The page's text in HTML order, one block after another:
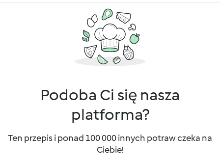
Podoba Ci się nasza
platforma?
Ten przepis i ponad 100 000 innych potraw czeka na
Ciebie!